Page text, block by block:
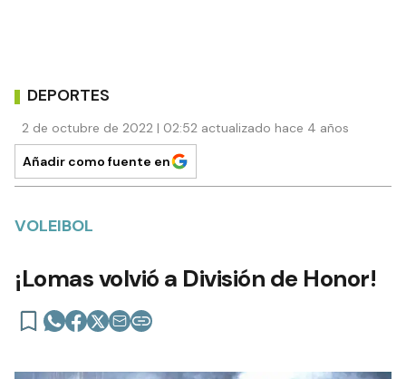
DEPORTES
2 de octubre de 2022 | 02:52 actualizado hace 4 años
Añadir como fuente en
VOLEIBOL
¡Lomas volvió a División de Honor!